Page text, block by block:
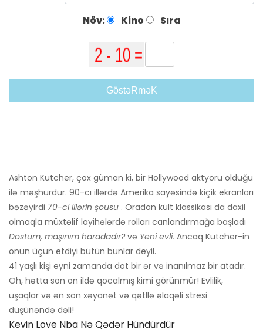
Növ: Kino Sıra
GöstəRməK
Ashton Kutcher, çox güman ki, bir Hollywood aktyoru olduğu
ilə məşhurdur. 90-cı illərdə Amerika sayəsində kiçik ekranları
bəzəyirdi 70-ci illərin şousu . Oradan kült klassikası da daxil
olmaqla müxtəlif layihələrdə rolları canlandırmağa başladı
Dostum, maşınım haradadır?və Yeni evli. Ancaq Kutcher-in
onun üçün etdiyi bütün bunlar deyil.
41 yaşlı kişi eyni zamanda dot bir ər və inanılmaz bir atadır.
Oh, hətta son on ildə qocalmış kimi görünmür! Evlilik,
uşaqlar və ən son xəyanət və qətllə əlaqəli stresi
düşünəndə dəli!
Kevin Love Nba Nə Qədər Hündürdür